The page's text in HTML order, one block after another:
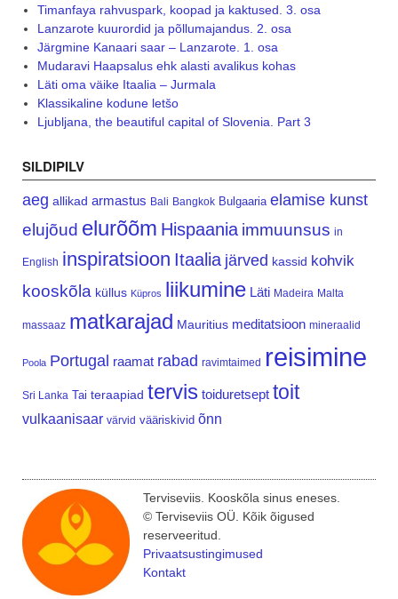
Timanfaya rahvuspark, koopad ja kaktused. 3. osa
Lanzarote kuurordid ja põllumajandus. 2. osa
Järgmine Kanaari saar – Lanzarote. 1. osa
Mudaravi Haapsalus ehk alasti avalikus kohas
Läti oma väike Itaalia – Jurmala
Klassikaline kodune letšo
Ljubljana, the beautiful capital of Slovenia. Part 3
SILDIPILV
aeg allikad armastus Bali Bangkok Bulgaaria elamise kunst
elujõud elurõõm Hispaania immuunsus in
English inspiratsioon Itaalia järved kassid kohvik
kooskõla küllus Küpros liikumine Läti Madeira Malta
massaaz matkarajad Mauritius meditatsioon mineraalid
Poola Portugal raamat rabad ravimtaimed reisimine
Sri Lanka Tai teraapiad tervis toiduretsept toit
vulkaanisaar värvid vääriskivid õnn
Terviseviis. Kooskõla sinus eneses.
© Terviseviis OÜ. Kõik õigused
reserveeritud.
Privaatsustingimused
Kontakt